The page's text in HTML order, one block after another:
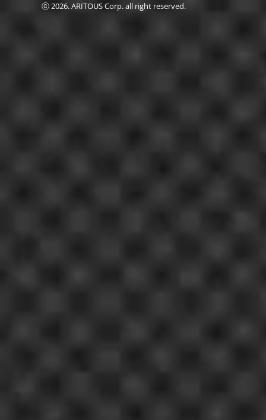
ⓒ 2026. ARITOUS Corp. all right reserved.